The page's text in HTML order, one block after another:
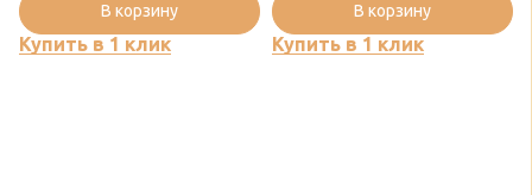
Купить в 1 клик
В корзину
Купить в 1 клик
В корзину